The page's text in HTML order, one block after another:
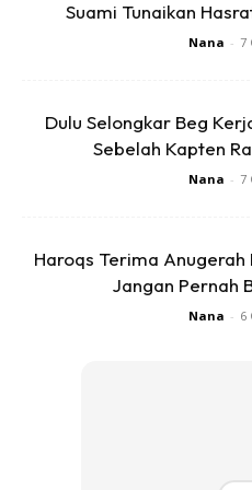
Suami Tunaikan
Nana - 7
Dulu Selongkar Beg
Sebelah Kapten
Nana - 7
Haroqs Terima Anugerah
Jangan Pernah
Nana - 6